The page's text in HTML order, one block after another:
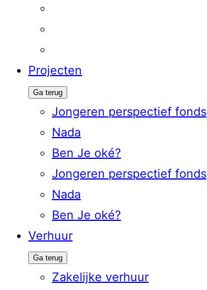
Projecten
Ga terug
Jongeren perspectief fonds
Nada
Ben Je oké?
Jongeren perspectief fonds
Nada
Ben Je oké?
Verhuur
Ga terug
Zakelijke verhuur